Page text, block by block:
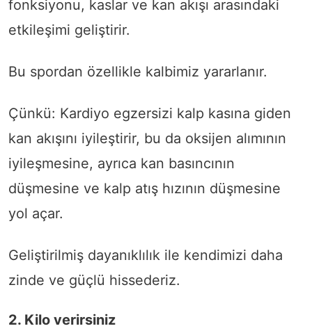
fonksiyonu, kaslar ve kan akışı arasındaki
etkileşimi geliştirir.
Bu spordan özellikle kalbimiz yararlanır.
Çünkü: Kardiyo egzersizi kalp kasına giden
kan akışını iyileştirir, bu da oksijen alımının
iyileşmesine, ayrıca kan basıncının
düşmesine ve kalp atış hızının düşmesine
yol açar.
Geliştirilmiş dayanıklılık ile kendimizi daha
zinde ve güçlü hissederiz.
2. Kilo verirsiniz